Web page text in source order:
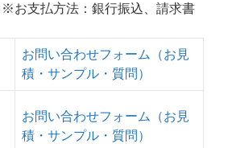
※お支払方法：銀行振込、請求書
お問い合わせフォーム（お見
積・サンプル・質問）
お問い合わせフォーム（お見
積・サンプル・質問）